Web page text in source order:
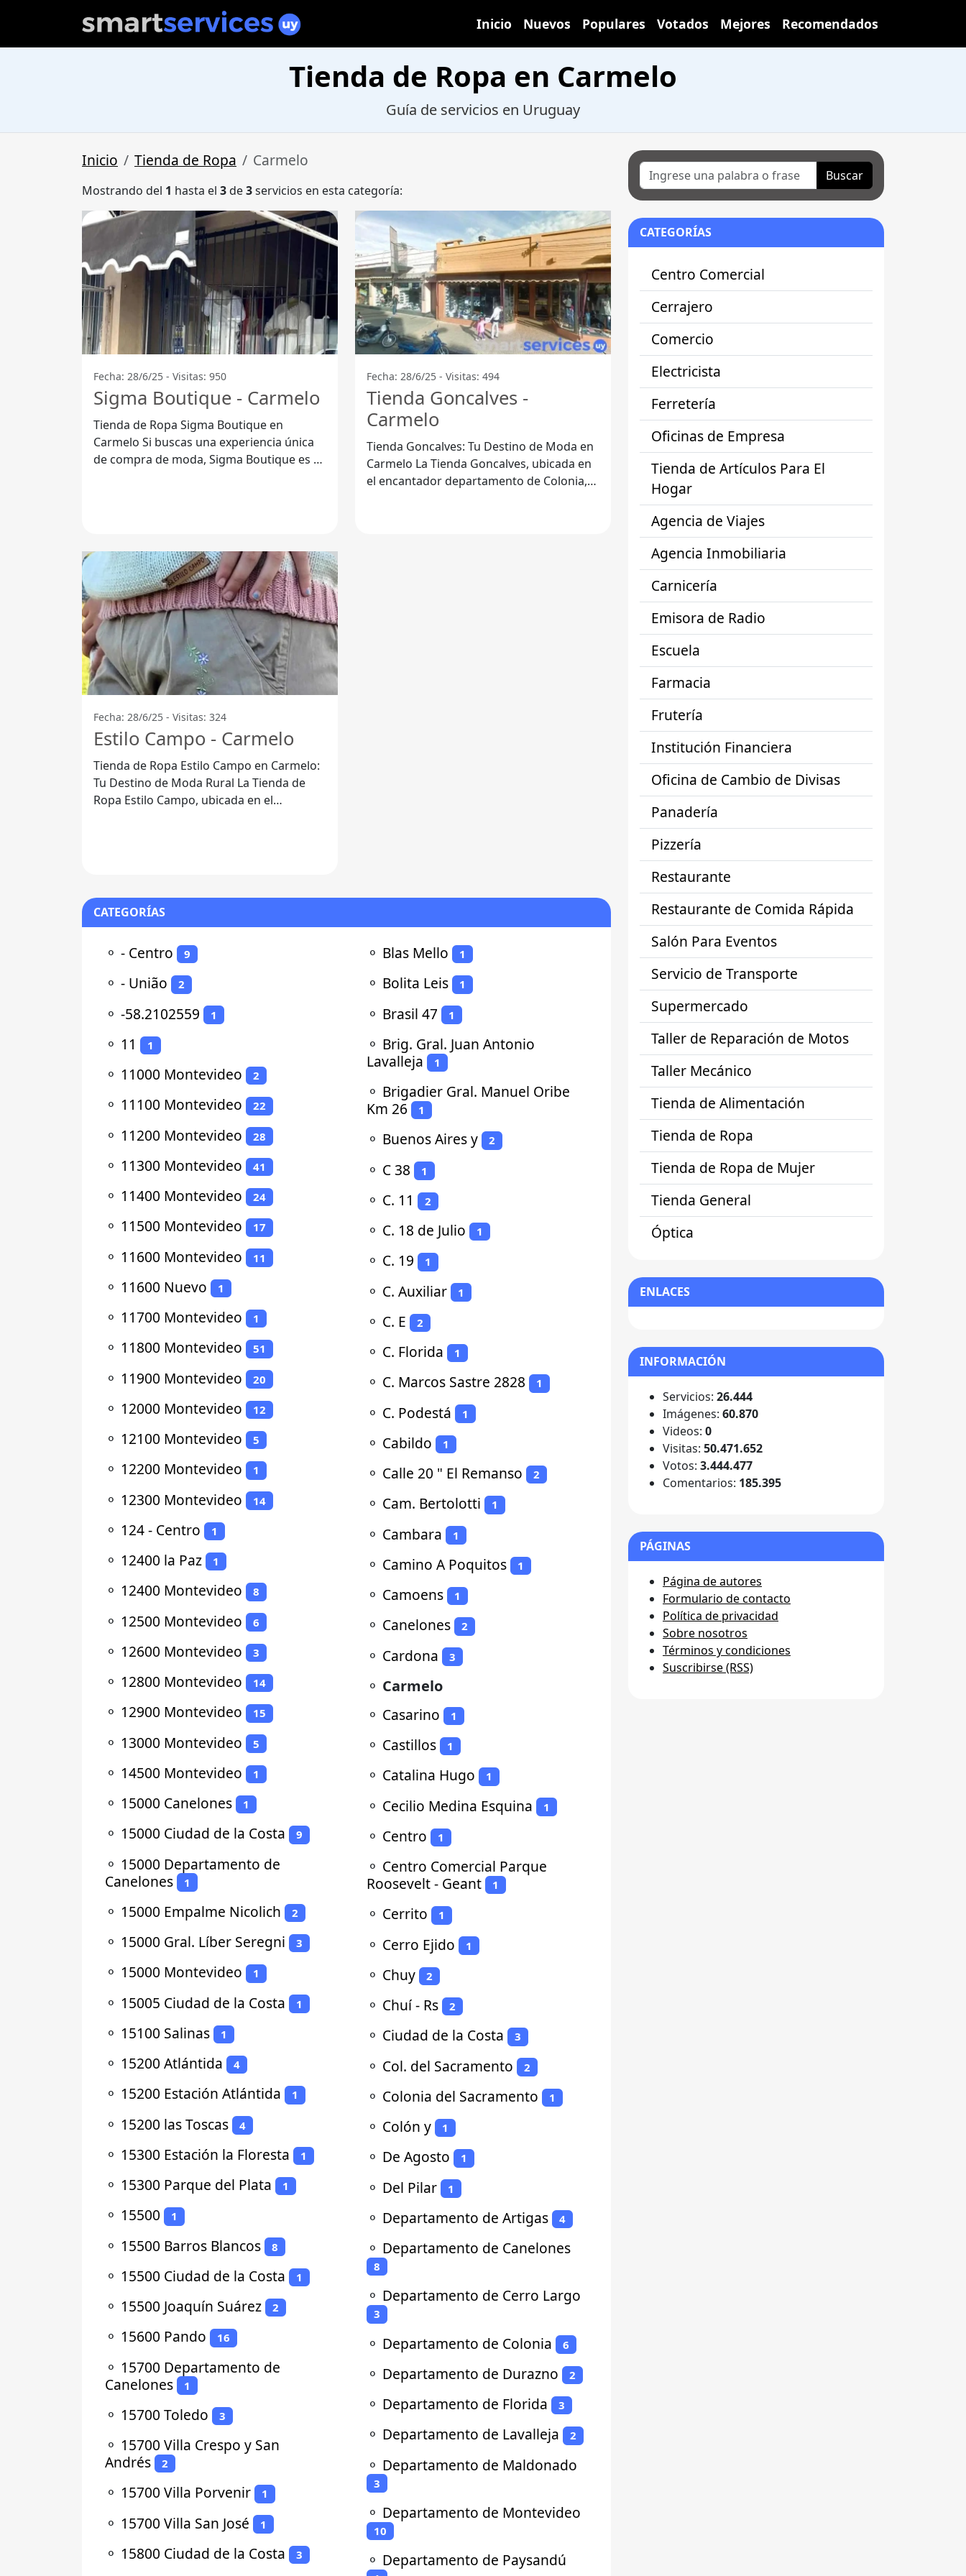
Inicio Nuevos Populares Votados Mejores Recomendados
Tienda de Ropa en Carmelo
Guía de servicios en Uruguay
Inicio Tienda de Ropa Carmelo
Mostrando del 1 hasta el 3de3servicios en esta categoría:
Fecha: 28/6/25 - Visitas: 950
Sigma Boutique - Carmelo
Tienda de Ropa Sigma Boutique en
Carmelo Si buscas una experiencia única
de compra de moda, Sigma Boutique es el
Fecha: 28/6/25 - Visitas: 494
Tienda Goncalves -
Carmelo
Tienda Goncalves: Tu Destino de Moda en
Carmelo La Tienda Goncalves, ubicada en
el encantador departamento de Colonia,
Fecha: 28/6/25 - Visitas: 324
Estilo Campo - Carmelo
Tienda de Ropa Estilo Campo en Carmelo:
Tu Destino de Moda Rural La Tienda de
Ropa Estilo Campo, ubicada en el
CATEGORÍAS
⚬ - Centro 9
⚬ - União 2
⚬ -58.2102559 1
⚬ 11 1
⚬ 11000 Montevideo 2
⚬ 11100 Montevideo 22
⚬ 11200 Montevideo 28
⚬ 11300 Montevideo 41
⚬ 11400 Montevideo 24
⚬ 11500 Montevideo 17
⚬ 11600 Montevideo 11
⚬ 11600 Nuevo 1
⚬ 11700 Montevideo 1
⚬ 11800 Montevideo 51
⚬ 11900 Montevideo 20
⚬ 12000 Montevideo 12
⚬ 12100 Montevideo 5
⚬ 12200 Montevideo 1
⚬ 12300 Montevideo 14
⚬ 124 - Centro 1
⚬ 12400 la Paz 1
⚬ 12400 Montevideo 8
⚬ 12500 Montevideo 6
⚬ 12600 Montevideo 3
⚬ 12800 Montevideo 14
⚬ 12900 Montevideo 15
⚬ 13000 Montevideo 5
⚬ 14500 Montevideo 1
⚬ 15000 Canelones 1
⚬ 15000 Ciudad de la Costa 9
⚬ 15000 Departamento de
Canelones
1
⚬ 15000 Empalme Nicolich 2
⚬ 15000 Gral. Líber Seregni 3
⚬ 15000 Montevideo 1
⚬ 15005 Ciudad de la Costa 1
⚬ 15100 Salinas 1
⚬ 15200 Atlántida 4
⚬ 15200 Estación Atlántida 1
⚬ 15200 las Toscas 4
⚬ 15300 Estación la Floresta 1
⚬ 15300 Parque del Plata 1
⚬ 15500 1
⚬ 15500 Barros Blancos 8
⚬ 15500 Ciudad de la Costa 1
⚬ 15500 Joaquín Suárez 2
⚬ 15600 Pando 16
⚬ 15700 Departamento de
Canelones
1
⚬ 15700 Toledo 3
⚬ 15700 Villa Crespo y San
Andrés
2
⚬ 15700 Villa Porvenir 1
⚬ 15700 Villa San José 1
⚬ 15800 Ciudad de la Costa 3
⚬ Blas Mello 1
⚬ Bolita Leis 1
⚬ Brasil 47 1
⚬ Brig. Gral. Juan Antonio
Lavalleja
1
⚬ Brigadier Gral. Manuel Oribe
Km 26
1
⚬ Buenos Aires y 2
⚬ C 38 1
⚬ C. 11 2
⚬ C. 18 de Julio 1
⚬ C. 19 1
⚬ C. Auxiliar 1
⚬ C. E 2
⚬ C. Florida 1
⚬ C. Marcos Sastre 2828 1
⚬ C. Podestá 1
⚬ Cabildo 1
⚬ Calle 20 " El Remanso 2
⚬ Cam. Bertolotti 1
⚬ Cambara 1
⚬ Camino A Poquitos 1
⚬ Camoens 1
⚬ Canelones 2
⚬ Cardona 3
⚬ Carmelo
⚬ Casarino 1
⚬ Castillos 1
⚬ Catalina Hugo 1
⚬ Cecilio Medina Esquina 1
⚬ Centro 1
⚬ Centro Comercial Parque
Roosevelt - Geant
1
⚬ Cerrito 1
⚬ Cerro Ejido 1
⚬ Chuy 2
⚬ Chuí - Rs 2
⚬ Ciudad de la Costa 3
⚬ Col. del Sacramento 2
⚬ Colonia del Sacramento 1
⚬ Colón y 1
⚬ De Agosto 1
⚬ Del Pilar 1
⚬ Departamento de Artigas 4
⚬ Departamento de Canelones
8
⚬ Departamento de Cerro Largo
3
⚬ Departamento de Colonia 6
⚬ Departamento de Durazno 2
⚬ Departamento de Florida 3
⚬ Departamento de Lavalleja 2
⚬ Departamento de Maldonado
3
⚬ Departamento de Montevideo
10
⚬ Departamento de Paysandú
Buscar
CATEGORÍAS
Centro Comercial
Cerrajero
Comercio
Electricista
Ferretería
Oficinas de Empresa
Tienda de Artículos Para El
Hogar
Agencia de Viajes
Agencia Inmobiliaria
Carnicería
Emisora de Radio
Escuela
Farmacia
Frutería
Institución Financiera
Oficina de Cambio de Divisas
Panadería
Pizzería
Restaurante
Restaurante de Comida Rápida
Salón Para Eventos
Servicio de Transporte
Supermercado
Taller de Reparación de Motos
Taller Mecánico
Tienda de Alimentación
Tienda de Ropa
Tienda de Ropa de Mujer
Tienda General
Óptica
ENLACES
INFORMACIÓN
Servicios: 26.444
Imágenes: 60.870
Videos: 0
Visitas: 50.471.652
Votos: 3.444.477
Comentarios: 185.395
PÁGINAS
Página de autores
Formulario de contacto
Política de privacidad
Sobre nosotros
Términos y condiciones
Suscribirse (RSS)